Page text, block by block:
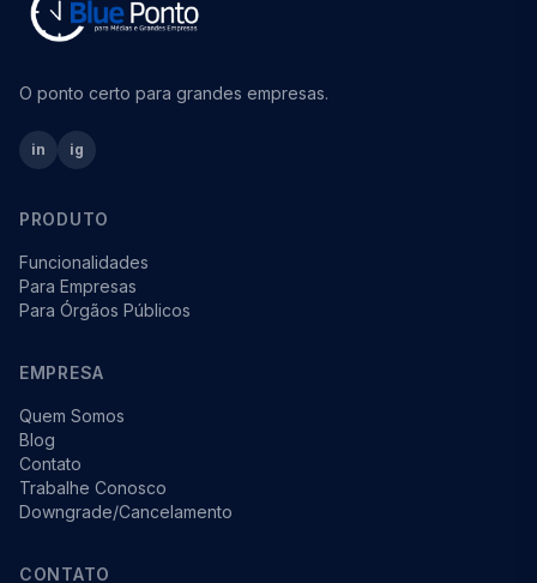
O ponto certo para grandes empresas.
in ig
PRODUTO
Funcionalidades
Para Empresas
Para Órgãos Públicos
EMPRESA
Quem Somos
Blog
Contato
Trabalhe Conosco
Downgrade/Cancelamento
CONTATO